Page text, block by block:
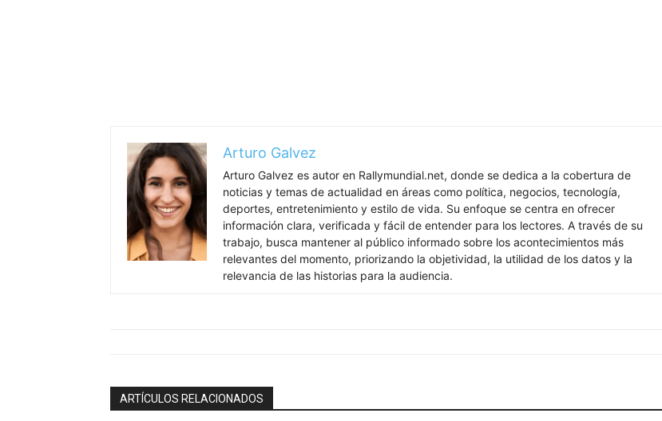
Arturo Galvez
Arturo Galvez es autor en Rallymundial.net, donde se dedica a la cobertura de
noticias y temas de actualidad en áreas como política, negocios, tecnología,
deportes, entretenimiento y estilo de vida. Su enfoque se centra en ofrecer
información clara, verificada y fácil de entender para los lectores. A través de su
trabajo, busca mantener al público informado sobre los acontecimientos más
relevantes del momento, priorizando la objetividad, la utilidad de los datos y la
relevancia de las historias para la audiencia.
ARTÍCULOS RELACIONADOS